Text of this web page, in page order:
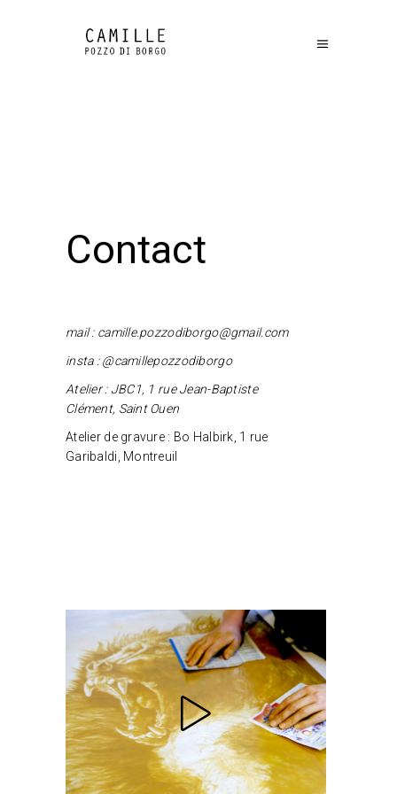
Contact
mail : camille.pozzodiborgo@gmail.com
insta :@camillepozzodiborgo
Atelier : JBC1, 1 rue Jean-Baptiste
Clément, Saint Ouen
Atelier de gravure : Bo Halbirk, 1 rue
Garibaldi, Montreuil